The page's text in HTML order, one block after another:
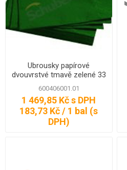
Ubrousky papírové
dvouvrstvé tmavě zelené 33
x 33 cm, 250 ks
600406001.01
1 469,85 Kč s DPH
183,73 Kč / 1 bal (s
DPH)